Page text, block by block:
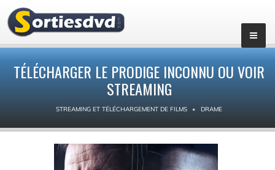
TÉLÉCHARGER LE PRODIGE INCONNU OU VOIR
STREAMING
STREAMING ET TÉLÉCHARGEMENT DE FILMS DRAME